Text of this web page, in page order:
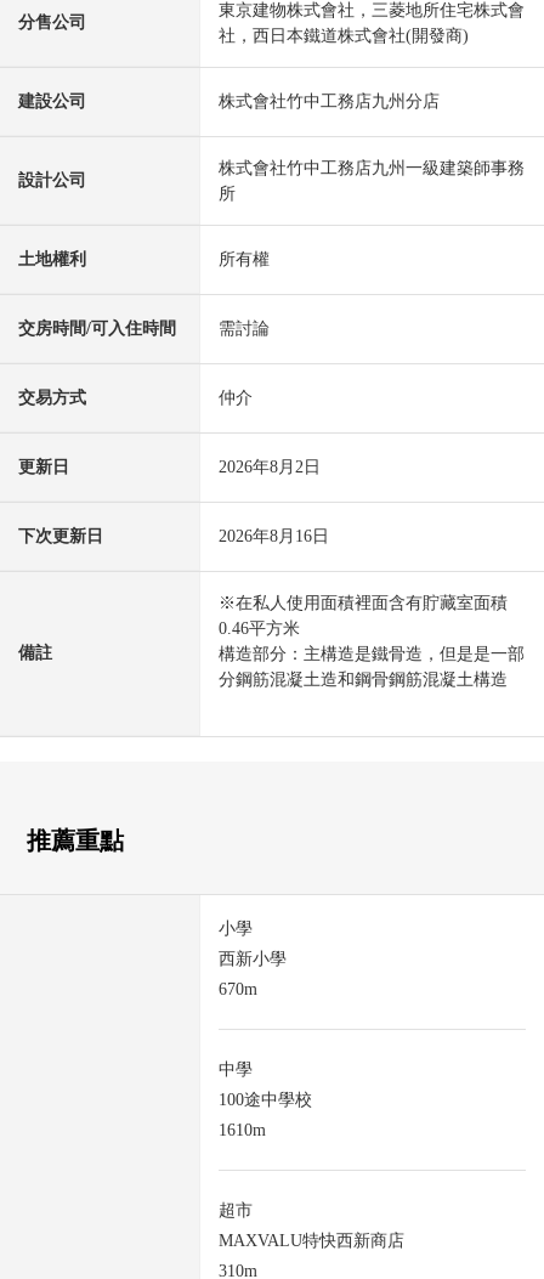
分售公司
東京建物株式會社，三菱地所住宅株式會
社，西日本鐵道株式會社(開發商)
建設公司 株式會社竹中工務店九州分店
設計公司
株式會社竹中工務店九州一級建築師事務
所
土地權利 所有權
交房時間/可入住時間 需討論
交易方式 仲介
更新日 2026年8月2日
下次更新日 2026年8月16日
備註
※在私人使用面積裡面含有貯藏室面積
0.46平方米
構造部分：主構造是鐵骨造，但是是一部
分鋼筋混凝土造和鋼骨鋼筋混凝土構造
推薦重點
小學
西新小學
670m
中學
100途中學校
1610m
超市
MAXVALU特快西新商店
310m